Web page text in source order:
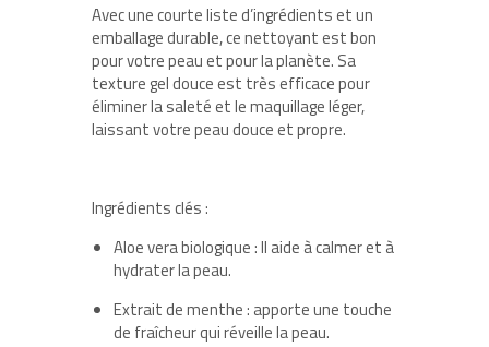
Avec une courte liste d’ingrédients et un
emballage durable, ce nettoyant est bon
pour votre peau et pour la planète. Sa
texture gel douce est très efficace pour
éliminer la saleté et le maquillage léger,
laissant votre peau douce et propre.
Ingrédients clés :
Aloe vera biologique : Il aide à calmer et à
hydrater la peau.
Extrait de menthe : apporte une touche
de fraîcheur qui réveille la peau.